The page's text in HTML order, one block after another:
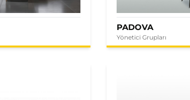
PADOVA
Yönetici Grupları